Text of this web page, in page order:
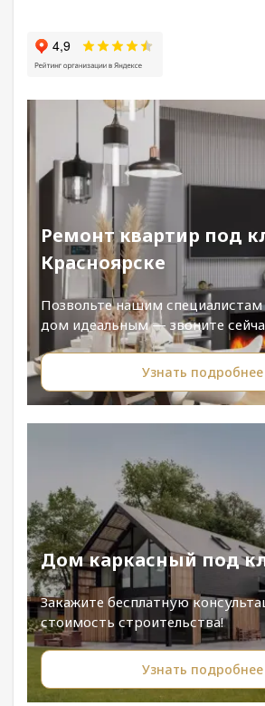
Ремонт квартир под
Красноярске
Позвольте нашим
дом идеальным — звоните
Узнать подробнее
Дом каркасный под
Закажите бесплатную
стоимость строительства!
Узнать подробнее